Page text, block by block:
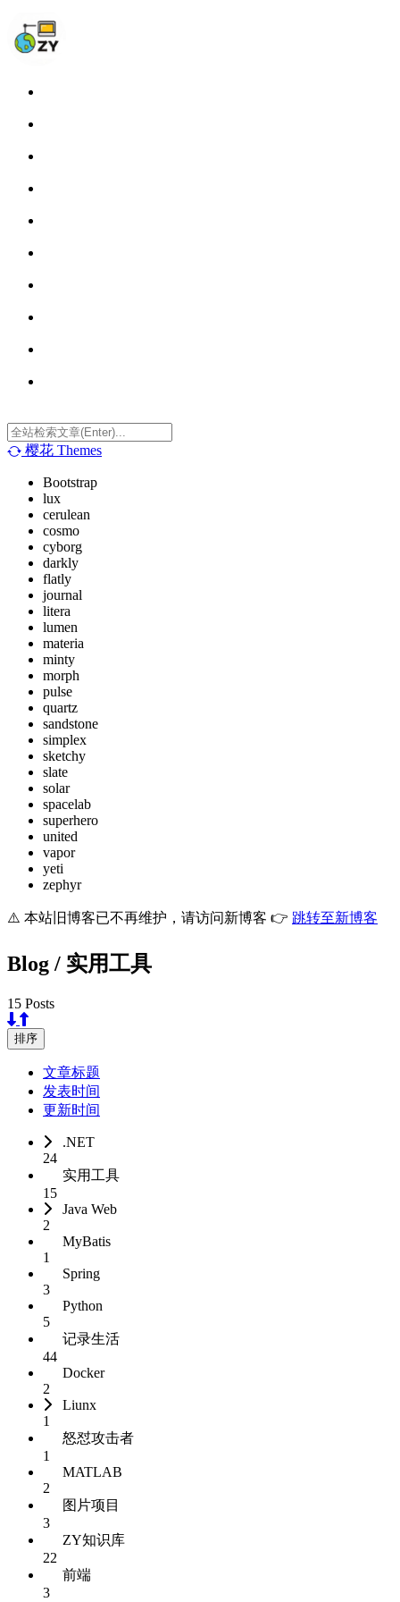
樱花 Themes
Bootstrap
lux
cerulean
cosmo
cyborg
darkly
flatly
journal
litera
lumen
materia
minty
morph
pulse
quartz
sandstone
simplex
sketchy
slate
solar
spacelab
superhero
united
vapor
yeti
zephyr
⚠️ 本站旧博客已不再维护，请访问新博客 👉 跳转至新博客
Blog / 实用工具
15 Posts
排序
文章标题
发表时间
更新时间
.NET
24
实用工具
15
Java Web
2
MyBatis
1
Spring
3
Python
5
记录生活
44
Docker
2
Liunx
1
怒怼攻击者
1
MATLAB
2
图片项目
3
ZY知识库
22
前端
3